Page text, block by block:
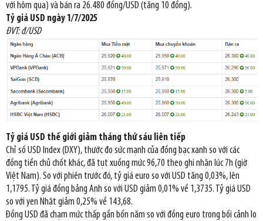
với hôm qua) và bán ra 26.480 đồng/USD (tăng 10 đồng).
Tỷ giá USD ngày 1/7/2025
ĐVT: đ/USD
Tỷ giá USD thế giới giảm tháng thứ sáu liên tiếp
Chỉ số USD Index (DXY), thước đo sức mạnh của đồng bạc xanh so với các
đồng tiền chủ chốt khác, đã tụt xuống mức 96,70 theo ghi nhận lúc 7h (giờ
Việt Nam). So với phiên trước đó, tỷ giá euro so với USD tăng 0,03%, lên
1,1795. Tỷ giá đồng bảng Anh so với USD giảm 0,01% về 1,3735. Tỷ giá USD
so với yen Nhật giảm 0,25% về 143,68.
Đồng USD đã chạm mức thấp gần bốn năm so với đồng euro trong bối cảnh lo